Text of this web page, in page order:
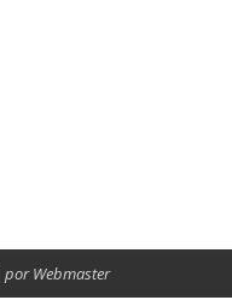
por Webmaster